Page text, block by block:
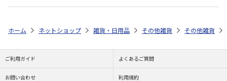
ホーム ネットショップ 雑貨・日用品 その他雑貨 その他雑貨
ご利用ガイド よくあるご質問
お問い合わせ 利用規約